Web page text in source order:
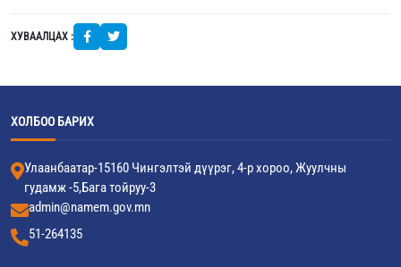
ХУВААЛЦАХ :
ХОЛБОО БАРИХ
Улаанбаатар-15160 Чингэлтэй дүүрэг, 4-р хороо, Жуулчны
гудамж -5,Бага тойруу-3
admin@namem.gov.mn
51-264135